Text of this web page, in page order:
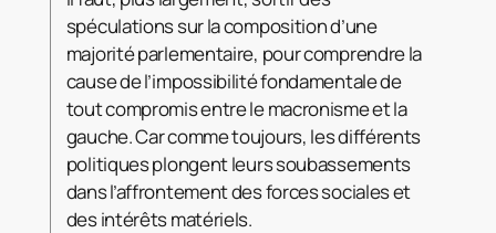
spéculations sur la composition d’une
majorité parlementaire, pour comprendre la
cause de l’impossibilité fondamentale de
tout compromis entre le macronisme et la
gauche. Car comme toujours, les différents
politiques plongent leurs soubassements
dans l’affrontement des forces sociales et
des intérêts matériels.